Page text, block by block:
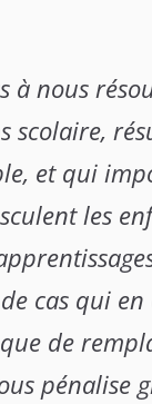
à nous
scolaire,
et qui
les
cas qui en
de
pénalise